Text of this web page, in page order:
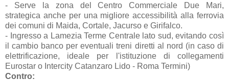
- Serve la zona del Centro Commerciale Due Mari,
strategica anche per una migliore accessibilità alla ferrovia
dei comuni di Maida, Cortale, Jacurso e Girifalco.
- Ingresso a Lamezia Terme Centrale lato sud, evitando così
il cambio banco per eventuali treni diretti al nord (in caso di
elettrificazione, ideale per l'istituzione di collegamenti
Eurostar o Intercity Catanzaro Lido - Roma Termini)
Contro: